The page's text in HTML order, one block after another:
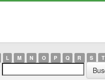
L M N O P Q R S T